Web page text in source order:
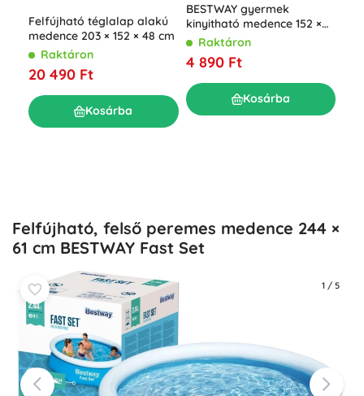
Felfújható téglalap alakú
medence 203 × 152 × 48 cm
Raktáron
20 490 Ft
Kosárba
BESTWAY gyermek
kinyitható medence 152 ×
25 cm
Raktáron
4 890 Ft
Kosárba
Felfújható, felső peremes medence 244 ×
61 cm BESTWAY Fast Set
1 / 5